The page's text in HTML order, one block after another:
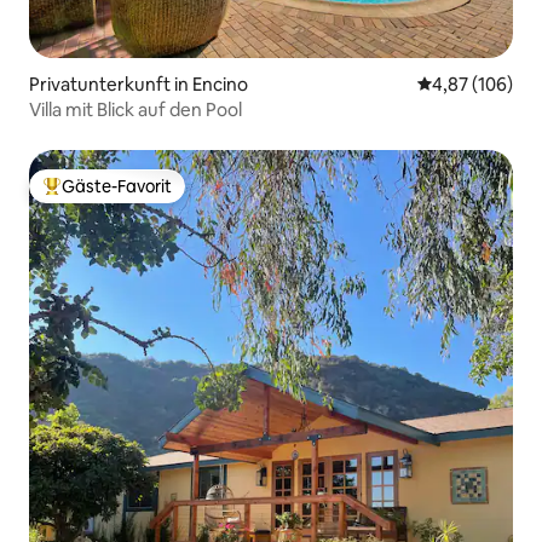
Privatunterkunft in Encino
4,87 (106)
Villa mit Blick auf den Pool
Beliebter Gäste-Favorit.
Gäste-Favorit